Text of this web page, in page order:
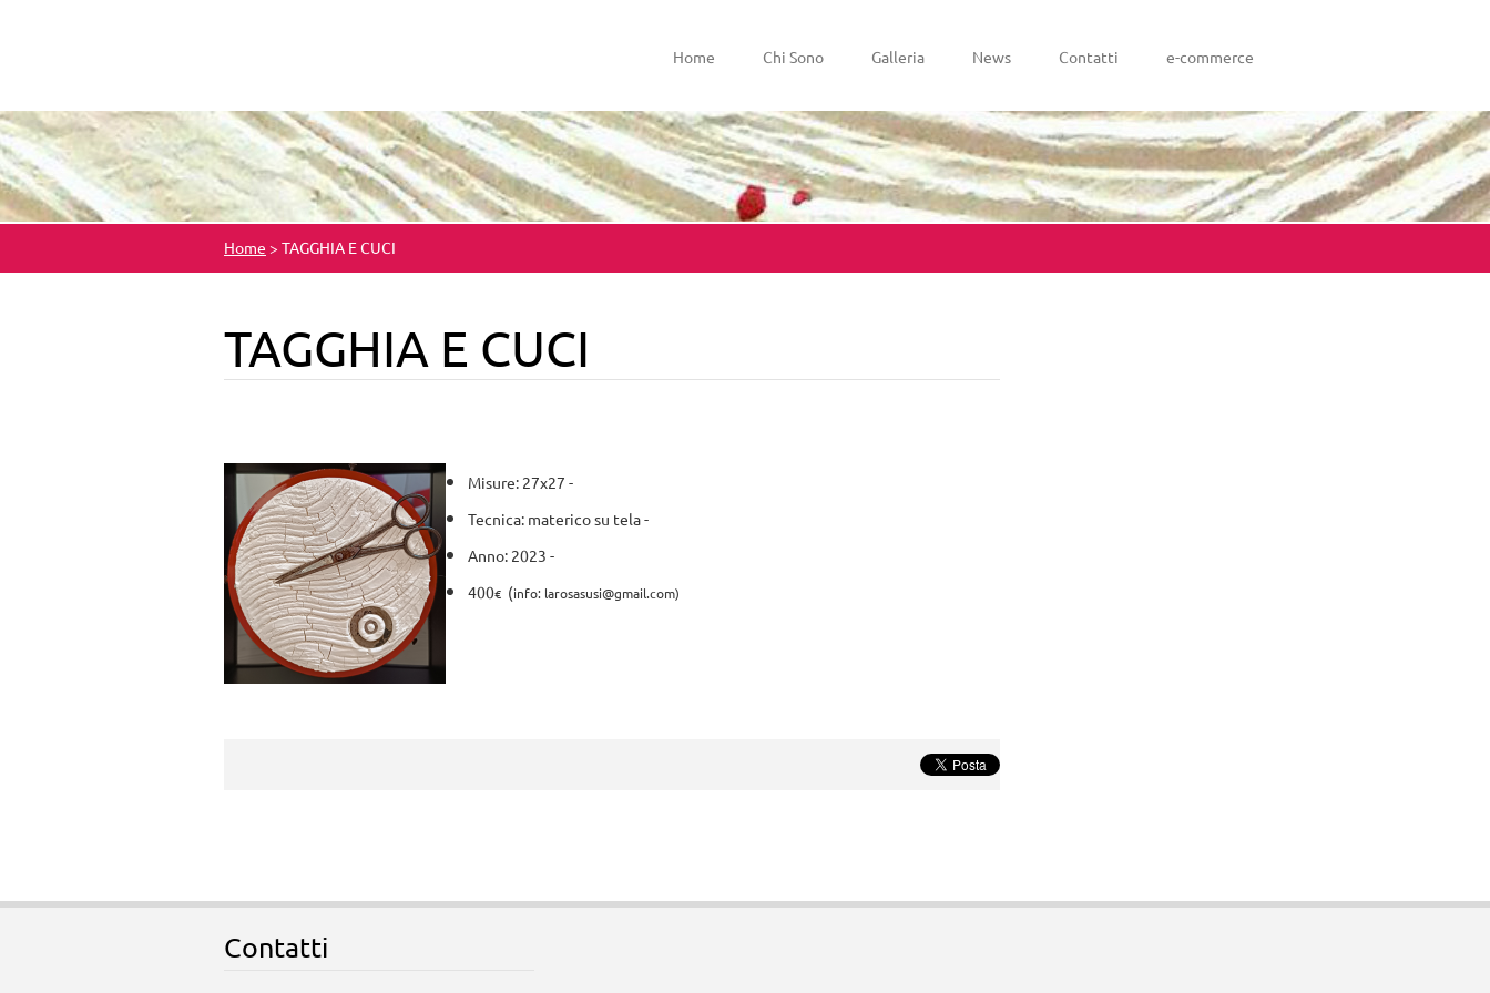
Home Chi Sono Galleria News Contatti e-commerce
Home > TAGGHIA E CUCI
TAGGHIA E CUCI
Misure: 27x27 -
Tecnica: materico su tela -
Anno: 2023 -
400€ (info: larosasusi@gmail.com)
Contatti